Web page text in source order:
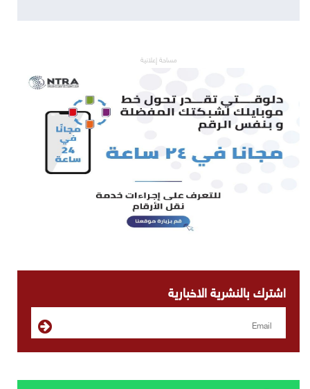
مساحة إعلانية
اشترك بالنشرية الاخبارية